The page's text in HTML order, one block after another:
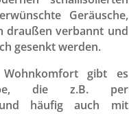
Geräusche,
draußen verbannt und
gesenkt werden.
gibt es
die z.B. per
und häufig auch mit